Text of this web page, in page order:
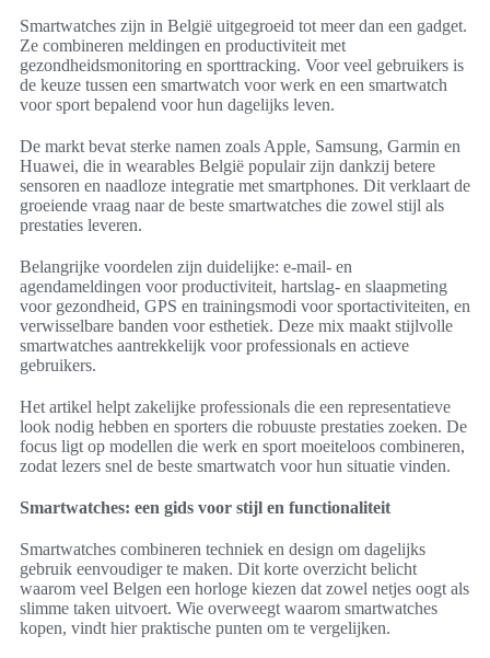
Smartwatches zijn in België uitgegroeid tot meer dan een gadget.
Ze combineren meldingen en productiviteit met
gezondheidsmonitoring en sporttracking. Voor veel gebruikers is
de keuze tussen een smartwatch voor werk en een smartwatch
voor sport bepalend voor hun dagelijks leven.
De markt bevat sterke namen zoals Apple, Samsung, Garmin en
Huawei, die in wearables België populair zijn dankzij betere
sensoren en naadloze integratie met smartphones. Dit verklaart de
groeiende vraag naar de beste smartwatches die zowel stijl als
prestaties leveren.
Belangrijke voordelen zijn duidelijke: e-mail- en
agendameldingen voor productiviteit, hartslag- en slaapmeting
voor gezondheid, GPS en trainingsmodi voor sportactiviteiten, en
verwisselbare banden voor esthetiek. Deze mix maakt stijlvolle
smartwatches aantrekkelijk voor professionals en actieve
gebruikers.
Het artikel helpt zakelijke professionals die een representatieve
look nodig hebben en sporters die robuuste prestaties zoeken. De
focus ligt op modellen die werk en sport moeiteloos combineren,
zodat lezers snel de beste smartwatch voor hun situatie vinden.
Smartwatches: een gids voor stijl en functionaliteit
Smartwatches combineren techniek en design om dagelijks
gebruik eenvoudiger te maken. Dit korte overzicht belicht
waarom veel Belgen een horloge kiezen dat zowel netjes oogt als
slimme taken uitvoert. Wie overweegt waarom smartwatches
kopen, vindt hier praktische punten om te vergelijken.